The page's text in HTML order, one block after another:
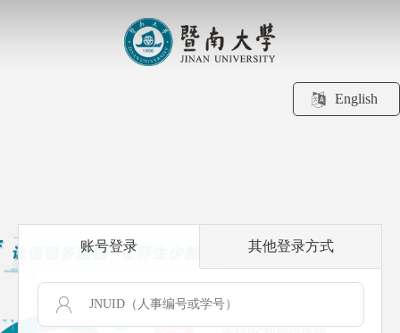
English
账号登录 其他登录方式